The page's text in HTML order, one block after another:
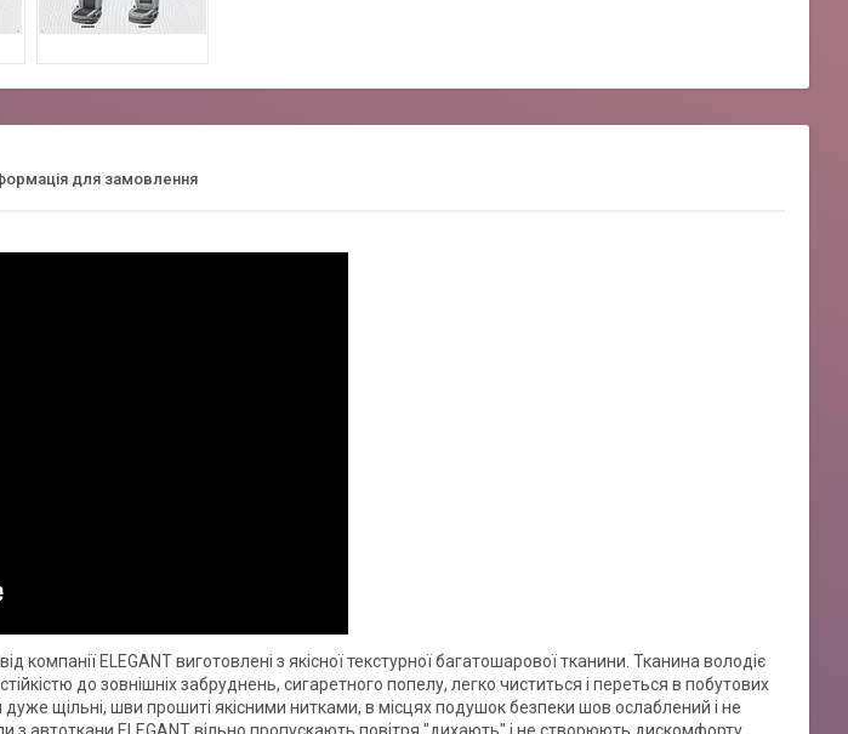
для замовлення
компанії ELEGANT виготовлені з якісної текстурної багатошарової тканини. Тканина володіє
до зовнішніх забруднень, сигаретного попелу, легко чиститься і переться в побутових
щільні, шви прошиті якісними нитками, в місцях подушок безпеки шов ослаблений і не